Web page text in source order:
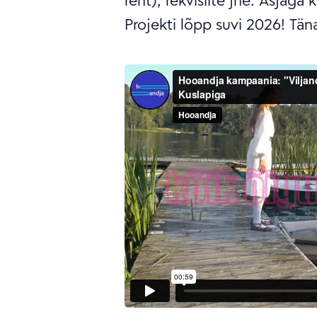
Projekti lõpp suvi 2026!